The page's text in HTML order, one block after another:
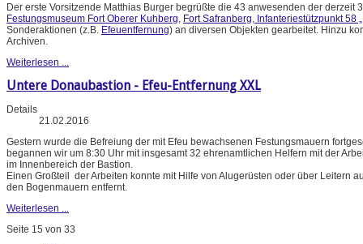
Der erste Vorsitzende Matthias Burger begrüßte die 43 anwesenden der
Festungsmuseum Fort Oberer Kuhberg Fort Safranberg Infanteriestützpunkt 58
Sonderaktionen (z.B. Efeuentfernung) an diversen Objekten gearbeitet. Hinzu
Archiven.
Weiterlesen ...
Untere Donaubastion - Efeu-Entfernung XXL
Details
21.02.2016
Gestern wurde die Befreiung der mit Efeu bewachsenen Festungsmauern
begannen wir um 8:30 Uhr mit insgesamt 32 ehrenamtlichen Helfern mit der
im Innenbereich der Bastion.
Einen Großteil der Arbeiten konnte mit Hilfe von Alugerüsten oder über Leitern
den Bogenmauern entfernt.
Weiterlesen ...
Seite 15 von 33